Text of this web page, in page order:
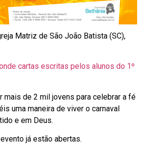
Matriz de São João Batista (SC),
cartas escritas pelos alunos do 1º
mais de 2 mil jovens para celebrar a fé
uma maneira de viver o carnaval
e em Deus.
já estão abertas.